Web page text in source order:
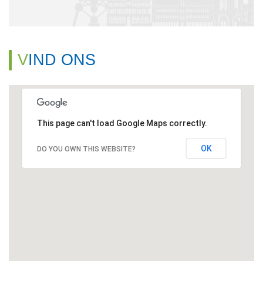
VIND ONS
This page can't load Google Maps correctly.
DO YOU OWN THIS WEBSITE? OK